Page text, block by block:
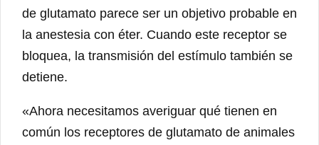
de glutamato parece ser un objetivo probable en
la anestesia con éter. Cuando este receptor se
bloquea, la transmisión del estímulo también se
detiene.
«Ahora necesitamos averiguar qué tienen en
común los receptores de glutamato de animales